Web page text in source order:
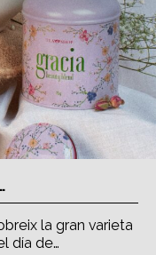
la gran varieta
día de…